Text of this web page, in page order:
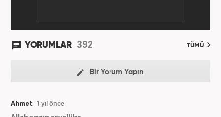
YORUMLAR 392 TÜMÜ
Bir Yorum Yapın
Ahmet 1 yıl önce